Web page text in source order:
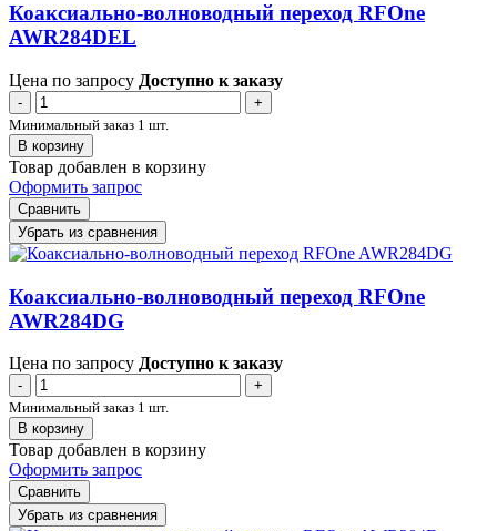
Коаксиально-волноводный переход RFOne
AWR284DEL
Цена по запросу Доступно к заказу
-
+
Минимальный заказ 1 шт.
В корзину
Товар добавлен в корзину
Оформить запрос
Сравнить
Убрать из сравнения
Коаксиально-волноводный переход RFOne
AWR284DG
Цена по запросу Доступно к заказу
-
+
Минимальный заказ 1 шт.
В корзину
Товар добавлен в корзину
Оформить запрос
Сравнить
Убрать из сравнения